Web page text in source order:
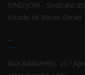
SINDIJORI - Sindicato
Estado de Minas Gerais
–
Rua Adãozinho, 20 /